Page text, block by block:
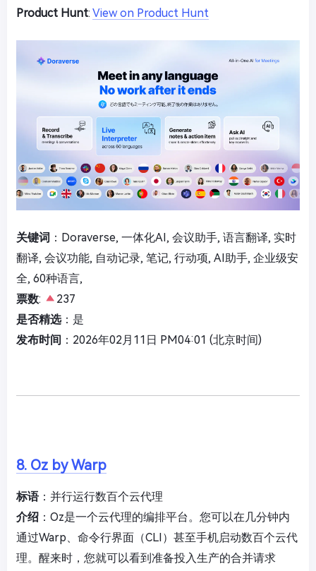
Product Hunt: View on Product Hunt
关键词 ：Doraverse, 一体化AI, 会议助手, 语言翻译, 实时
翻译, 会议功能, 自动记录, 笔记, 行动项, AI助手, 企业级安
全, 60种语言,
票数:
237
是否精选：是
发布时间 ：2026年02月11日 PM04:01 (北京时间)
8. Oz by Warp
标语：并行运行数百个云代理
介绍 ：Oz是一个云代理的编排平台。您可以在几分钟内
通过Warp、命令行界面（CLI）甚至手机启动数百个云代
理。醒来时，您就可以看到准备投入生产的合并请求